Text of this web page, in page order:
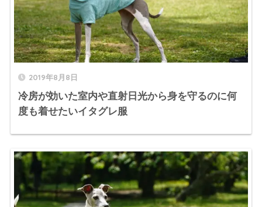
2019年8月8日
冷房が効いた室内や直射日光から身を守るのに何
度も着せたいイタグレ服